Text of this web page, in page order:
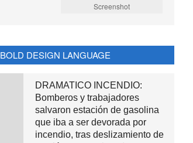
Screenshot
BOLD DESIGN LANGUAGE
DRAMATICO INCENDIO:
Bomberos y trabajadores
salvaron estación de gasolina
que iba a ser devorada por
incendio, tras deslizamiento de